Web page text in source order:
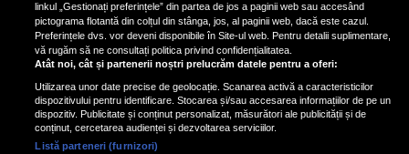
Gherman: „Eu am fost îngrozită de
aceasta posibilă relație”
linkul „Gestionați preferințele” din partea de jos a paginii web sau accesând
pictograma flotantă din colțul din stânga, jos, al paginii web, dacă este cazul.
Preferințele dvs. vor deveni disponibile în Site-ul web. Pentru detalii suplimentare,
vă rugăm să ne consultați politica privind confidențialitatea.
Atât noi, cât și partenerii noștri prelucrăm datele pentru a oferi:
Utilizarea unor date precise de geolocație. Scanarea activă a caracteristicilor
dispozitivului pentru identificare. Stocarea și/sau accesarea informațiilor de pe un
dispozitiv. Publicitate și conținut personalizat, măsurători ale publicității și de
conținut, cercetarea audienței și dezvoltarea serviciilor.
Listă parteneri (furnizori)